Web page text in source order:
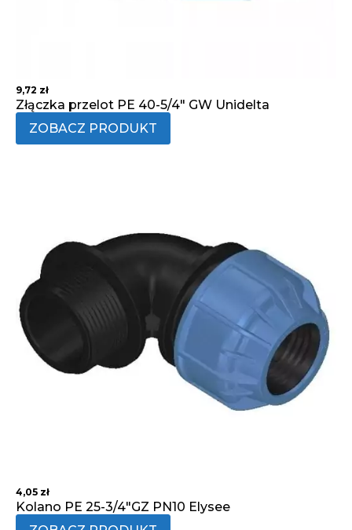
9,72 zł
Złączka przelot PE 40-5/4" GW Unidelta
ZOBACZ PRODUKT
4,05 zł
Kolano PE 25-3/4"GZ PN10 Elysee